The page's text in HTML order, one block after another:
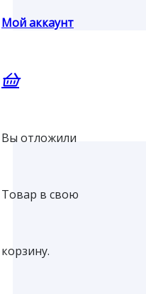
Мой аккаунт
Вы отложили
Товар в свою
корзину.